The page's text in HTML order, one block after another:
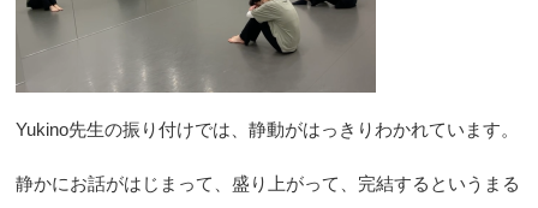
Yukino先生の振り付けでは、静動がはっきりわかれています。
静かにお話がはじまって、盛り上がって、完結するというまる